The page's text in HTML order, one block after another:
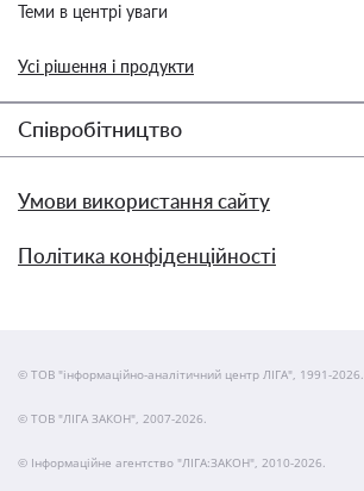
Теми в центрі уваги
Усі рішення і продукти
Співробітництво
Умови використання сайту
Політика конфіденційності
© ТОВ "інформаційно-аналітичний центр ЛІГА", 1991-2026.
© ТОВ "ЛІГА ЗАКОН", 2007-2026.
© Інформаційне агентство "ЛІГА:ЗАКОН", 2010-2026.